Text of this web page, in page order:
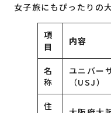
女子旅にもぴったりの
項
目
内容
名
称
ユニバー
（USJ）
住